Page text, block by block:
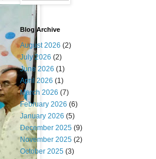
Blog Archive
August 2026 (2)
July 2026 (2)
June 2026 (1)
April 2026 (1)
March 2026 (7)
February 2026 (6)
January 2026 (5)
December 2025 (9)
November 2025 (2)
October 2025 (3)